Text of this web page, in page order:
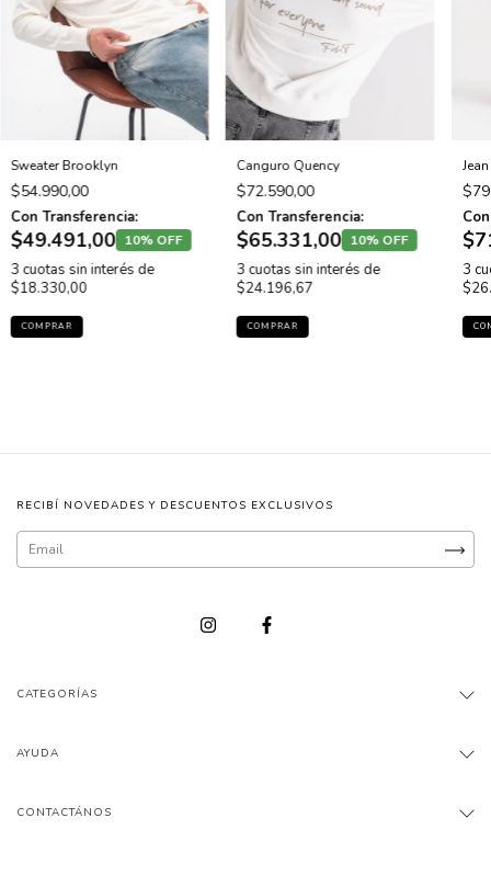
Sweater Brooklyn
$54.990,00
Con Transferencia:
$49.491,00 10% OFF
3 cuotas sin interés de
$18.330,00
COMPRAR
Canguro Quency
$72.590,00
Con Transferencia:
$65.331,00 10% OFF
3 cuotas sin interés de
$24.196,67
COMPRAR
3
RECIBÍ NOVEDADES Y DESCUENTOS EXCLUSIVOS
CATEGORÍAS
AYUDA
CONTACTÁNOS